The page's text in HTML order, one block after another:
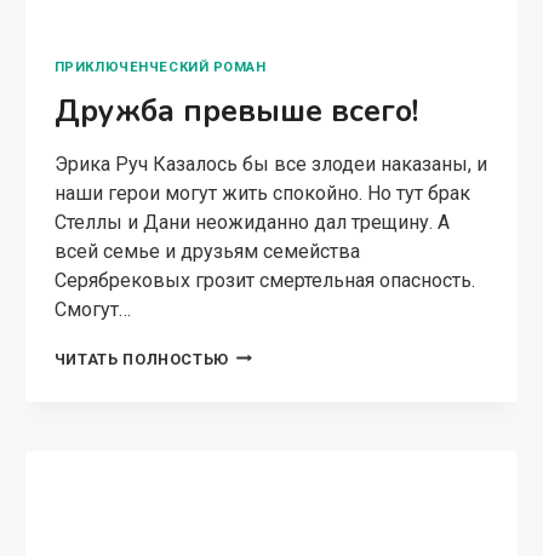
ПРИКЛЮЧЕНЧЕСКИЙ РОМАН
Дружба превыше всего!
Эрика Руч Казалось бы все злодеи наказаны, и
наши герои могут жить спокойно. Но тут брак
Стеллы и Дани неожиданно дал трещину. А
всей семье и друзьям семейства
Серябрековых грозит смертельная опасность.
Смогут…
ЧИТАТЬ ПОЛНОСТЬЮ ДРУЖБА